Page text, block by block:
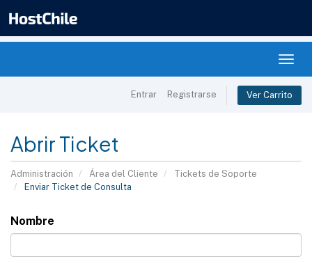
Entrar Registrarse Ver Carrito
Abrir Ticket
Administración Área del Cliente
Tickets de Soporte
Enviar Ticket de Consulta
Nombre